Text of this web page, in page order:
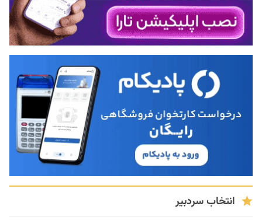
انتخاب سردبیر